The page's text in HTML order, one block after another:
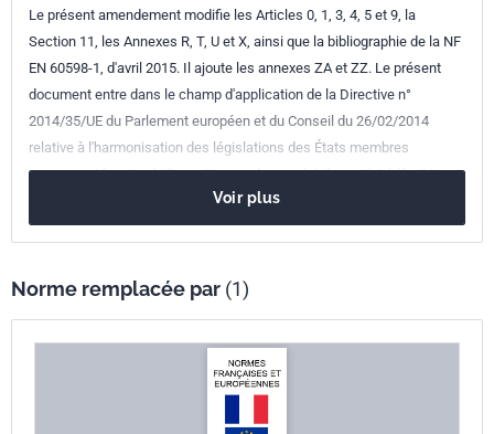
Numéro de tirage 2 - février 2019
Parenté
internationale
IEC 60598-1/A1:2017
Parenté
EN 60598-1/A1:2018
Le présent amendement modifie les Articles 0, 1, 3, 4, 5 et 9, la
Section 11, les Annexes R, T, U et X, ainsi que la bibliographie de la NF
EN 60598-1, d'avril 2015. Il ajoute les annexes ZA et ZZ. Le présent
document entre dans le champ d'application de la Directive n°
2014/35/UE du Parlement européen et du Conseil du 26/02/2014
relative à l'harmonisation des législations des États membres
concernant la mise à disposition sur le marché du matériel électrique
destiné à être employé dans certaines limites de tension dow : 2021-
02-23
Voir plus
Norme remplacée par (1)